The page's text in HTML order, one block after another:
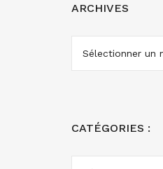
ARCHIVES
ARCHIVES
CATÉGORIES :
CATÉGORIES